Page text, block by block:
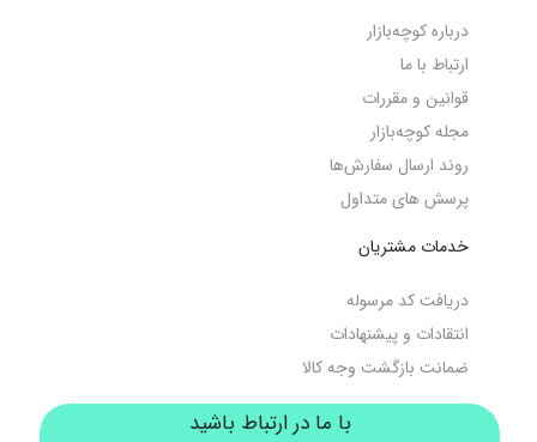
درباره کوچه‌بازار
ارتباط با ما
قوانین و مقررات
مجله کوچه‌‌بازار
روند ارسال سفارش‌ها
پرسش های متداول
خدمات مشتریان
دریافت کد مرسوله
انتقادات و پیشنهادات
ضمانت بازگشت وجه کالا
با ما در ارتباط باشید